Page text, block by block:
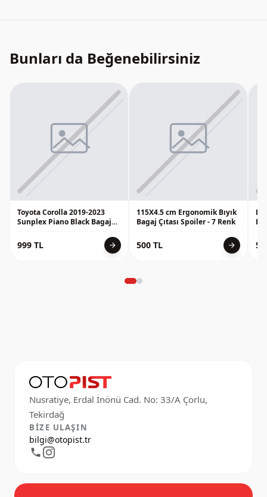
Bunları da Beğenebilirsiniz
Toyota Corolla 2019-2023
Sunplex Piano Black Bagaj
999 TL arrow_forward
115X4.5 cm Ergonomik Bıyık
Bagaj Çıtası Spoiler - 7 Renk
500 TL arrow_forward
Nusratiye, Erdal İnönü Cad. No: 33/A Çorlu,
BIZE ULAŞIN
bilgi@otopist.tr